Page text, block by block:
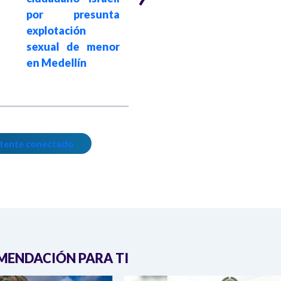
por presunta
explotación
sexual de menor
en Medellín
conectado
PARA TI